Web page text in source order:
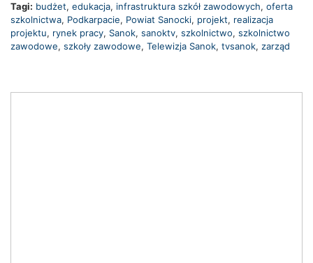
Tagi: budżet, edukacja, infrastruktura szkół zawodowych, oferta
szkolnictwa, Podkarpacie, Powiat Sanocki, projekt, realizacja
projektu, rynek pracy, Sanok, sanoktv, szkolnictwo, szkolnictwo
zawodowe, szkoły zawodowe, Telewizja Sanok, tvsanok, zarząd